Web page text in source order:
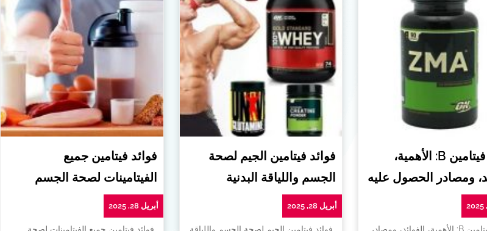
فوائد فيتامين B: الأهمية،
ومصادر الحصول عليه
فوائد فيتامين الجيم لصحة
الجسم واللياقة البدنية
أبريل 28, 2025
فوائد فيتامين جميع
الفيتامينات لصحة الجسم
أبريل 28, 2025